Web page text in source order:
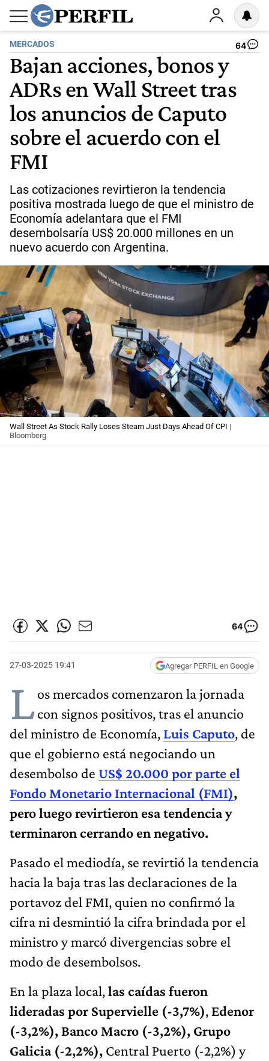
MERCADOS 64
Bajan acciones, bonos y
ADRs en Wall Street tras
los anuncios de Caputo
sobre el acuerdo con el
FMI
Las cotizaciones revirtieron la tendencia
positiva mostrada luego de que el ministro de
Economía adelantara que el FMI
desembolsaría US$ 20.000 millones en un
nuevo acuerdo con Argentina.
Wall Street As Stock Rally Loses Steam Just Days Ahead Of CPI |
Bloomberg
64
27-03-2025 19:41 Agregar PERFIL en Google
Los mercados comenzaron la jornada
con signos positivos, tras el anuncio
del ministro de Economía, Luis Caputo, de
que el gobierno está negociando un
desembolso de US$ 20.000 por parte el
Fondo Monetario Internacional (FMI),
pero luego revirtieron esa tendencia y
terminaron cerrando en negativo.
Pasado el mediodía, se revirtió la tendencia
hacia la baja tras las declaraciones de la
portavoz del FMI, quien no confirmó la
cifra ni desmintió la cifra brindada por el
ministro y marcó divergencias sobre el
modo de desembolsos.
En la plaza local,las caídas fueron
lideradas por Supervielle (-3,7%), Edenor
(-3,2%), Banco Macro (-3,2%), Grupo
Galicia (-2,2%), Central Puerto (-2,2%) y